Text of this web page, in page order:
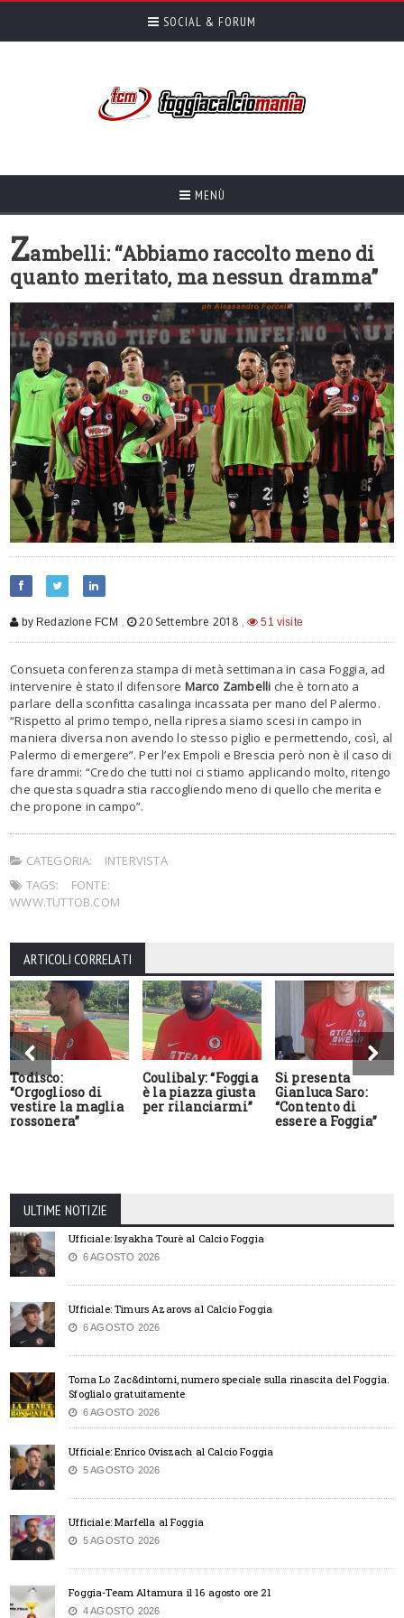
SOCIAL & FORUM
MENÙ
Zambelli: “Abbiamo raccolto meno di
quanto meritato, ma nessun dramma”
by Redazione FCM , 20 Settembre 2018 , 51 visite
Consueta conferenza stampa di metà settimana in casa Foggia, ad
intervenire è stato il difensore Marco Zambelli che è tornato a
parlare della sconfitta casalinga incassata per mano del Palermo.
“Rispetto al primo tempo, nella ripresa siamo scesi in campo in
maniera diversa non avendo lo stesso piglio e permettendo, così, al
Palermo di emergere”. Per l’ex Empoli e Brescia però non è il caso di
fare drammi: “Credo che tutti noi ci stiamo applicando molto, ritengo
che questa squadra stia raccogliendo meno di quello che merita e
che propone in campo”.
CATEGORIA:
INTERVISTA
TAGS:
FONTE:
WWW.TUTTOB.COM
ARTICOLI CORRELATI
Todisco:
“Orgoglioso di
vestire la maglia
rossonera”
Coulibaly: “Foggia
è la piazza giusta
per rilanciarmi”
Si presenta
Gianluca Saro:
“Contento di
essere a Foggia”
ULTIME NOTIZIE
Ufficiale: Isyakha Tourè al Calcio Foggia
6 AGOSTO 2026
Ufficiale: Timurs Azarovs al Calcio Foggia
6 AGOSTO 2026
Torna Lo Zac&dintorni, numero speciale sulla rinascita del Foggia.
Sfoglialo gratuitamente
6 AGOSTO 2026
Ufficiale: Enrico Oviszach al Calcio Foggia
5 AGOSTO 2026
Ufficiale: Marfella al Foggia
5 AGOSTO 2026
Foggia-Team Altamura il 16 agosto ore 21
4 AGOSTO 2026